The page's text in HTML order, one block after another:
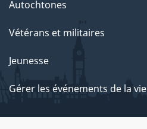
Autochtones
Vétérans et militaires
Jeunesse
Gérer les événements de la vie